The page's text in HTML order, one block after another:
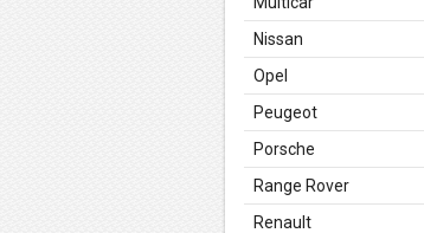
Nissan
Opel
Peugeot
Porsche
Range Rover
Renault